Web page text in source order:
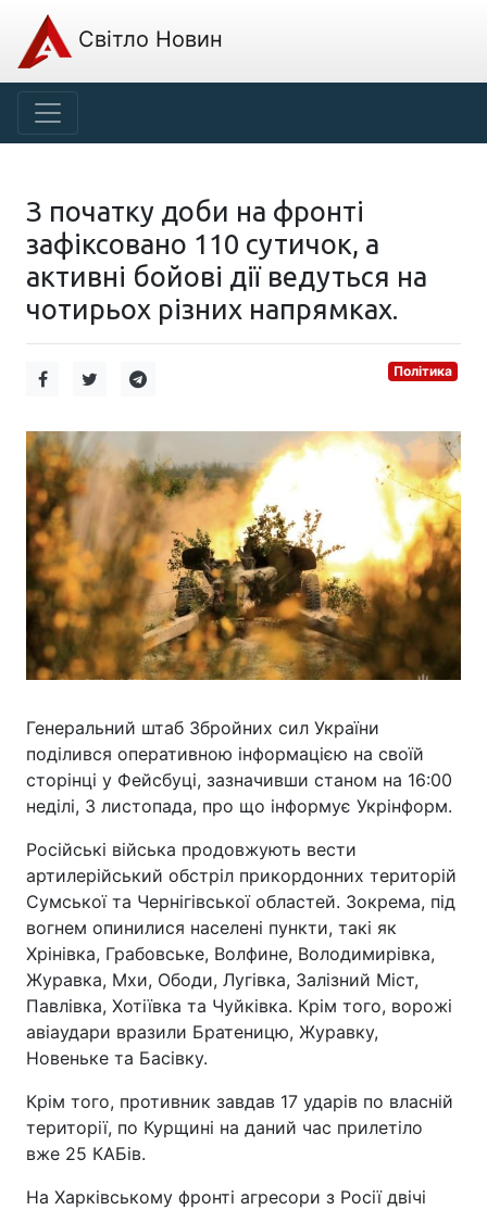
Світло Новин
З початку доби на фронті
зафіксовано 110 сутичок, а
активні бойові дії ведуться на
чотирьох різних напрямках.
Політика
Генеральний штаб Збройних сил України
поділився оперативною інформацією на своїй
сторінці у Фейсбуці, зазначивши станом на 16:00
неділі, 3 листопада, про що інформує Укрінформ.
Російські війська продовжують вести
артилерійський обстріл прикордонних територій
Сумської та Чернігівської областей. Зокрема, під
вогнем опинилися населені пункти, такі як
Хрінівка, Грабовське, Волфине, Володимирівка,
Журавка, Мхи, Ободи, Лугівка, Залізний Міст,
Павлівка, Хотіївка та Чуйківка. Крім того, ворожі
авіаудари вразили Братеницю, Журавку,
Новеньке та Басівку.
Крім того, противник завдав 17 ударів по власній
території, по Курщині на даний час прилетіло
вже 25 КАБів.
На Харківському фронті агресори з Росії двічі